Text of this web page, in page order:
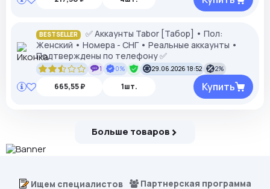
BESTSELLER
✅ Аккаунты Tabor [Табор] • Пол:
Женский • Номера - СНГ • Реальные аккаунты •
Подтверждены по телефону ✅
1 0% 29.06.2026 18:52 2%
665,55 ₽ 1шт. Купить
Больше товаров
Ищем специалистов Партнерская программа